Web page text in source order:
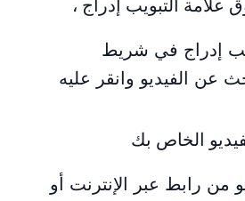
إدراج في شريط
من رابط عبر الإنترنت أو